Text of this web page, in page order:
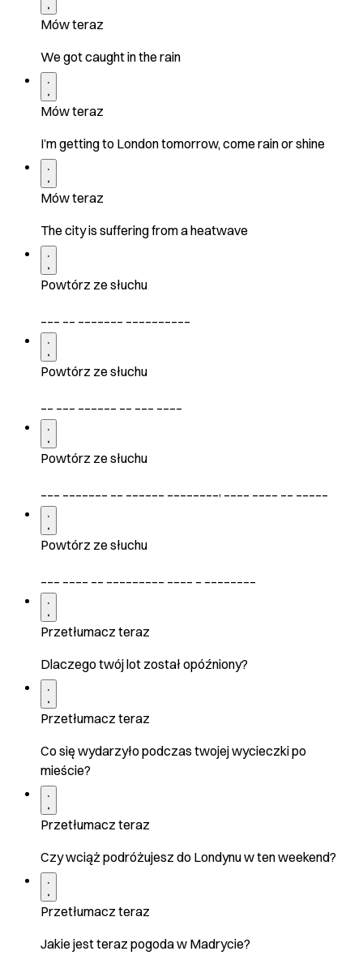
Mów teraz
We got caught in the rain
Mów teraz
I’m getting to London tomorrow, come rain or shine
Mów teraz
The city is suffering from a heatwave
Powtórz ze słuchu
Powtórz ze słuchu
Powtórz ze słuchu
___ _______ __ ______ ________, ____ ____ __ _____
Powtórz ze słuchu
Przetłumacz teraz
Dlaczego twój lot został opóźniony?
Przetłumacz teraz
Co się wydarzyło podczas twojej wycieczki po
mieście?
Przetłumacz teraz
Czy wciąż podróżujesz do Londynu w ten weekend?
Przetłumacz teraz
Jakie jest teraz pogoda w Madrycie?